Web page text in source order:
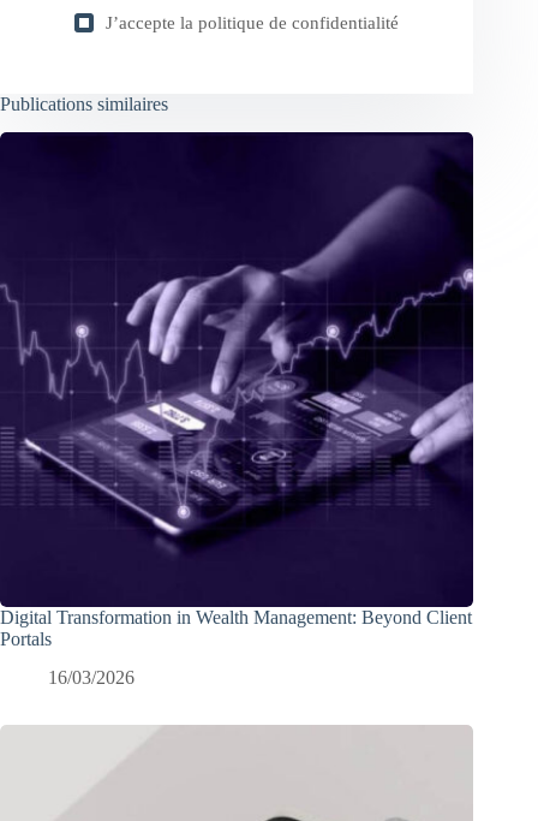
J’accepte la politique de confidentialité
Publications similaires
Digital Transformation in Wealth Management: Beyond Client
Portals
16/03/2026